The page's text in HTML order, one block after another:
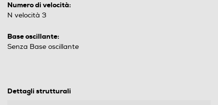
Numero di velocità:
N velocità 3
Base oscillante:
Senza Base oscillante
Dettagli strutturali